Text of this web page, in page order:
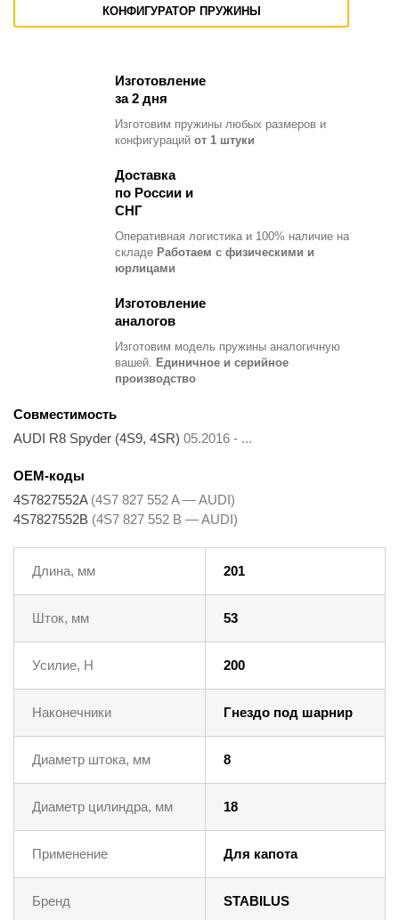
КОНФИГУРАТОР ПРУЖИНЫ
Изготовление
за 2 дня
Изготовим пружины любых размеров и
конфигураций от 1 штуки
Доставка
по России и
СНГ
Оперативная логистика и 100% наличие на
складе Работаем с физическими и
юрлицами
Изготовление
аналогов
Изготовим модель пружины аналогичную
вашей. Единичное и серийное
производство
Совместимость
AUDI R8 Spyder (4S9, 4SR) 05.2016 - ...
OEM-коды
4S7827552A (4S7 827 552 A — AUDI)
4S7827552B (4S7 827 552 B — AUDI)
Длина, мм 201
Шток, мм 53
Усилие, Н 200
Наконечники Гнездо под шарнир
Диаметр штока, мм 8
Диаметр цилиндра, мм 18
Применение Для капота
Бренд STABILUS